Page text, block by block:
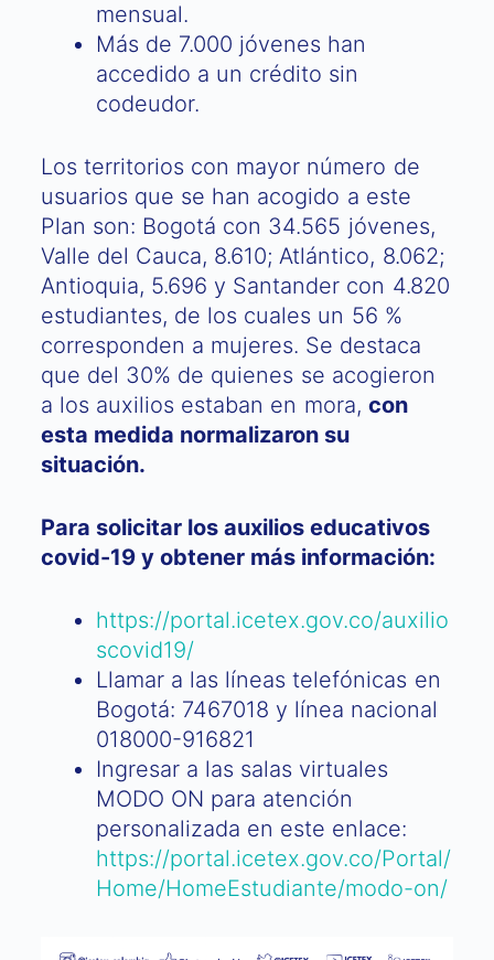
mensual.
Más de 7.000 jóvenes han
accedido a un crédito sin
codeudor.
Los territorios con mayor número de
usuarios que se han acogido a este
Plan son: Bogotá con 34.565 jóvenes,
Valle del Cauca, 8.610; Atlántico, 8.062;
Antioquia, 5.696 y Santander con 4.820
estudiantes, de los cuales un 56 %
corresponden a mujeres. Se destaca
que del 30% de quienes se acogieron
a los auxilios estaban en mora, con
esta medida normalizaron su
situación.
Para solicitar los auxilios educativos
covid-19 y obtener más información:
https://portal.icetex.gov.co/auxilio
scovid19/
Llamar a las líneas telefónicas en
Bogotá: 7467018 y línea nacional
018000-916821
Ingresar a las salas virtuales
MODO ON para atención
personalizada en este enlace:
https://portal.icetex.gov.co/Portal/
Home/HomeEstudiante/modo-on/